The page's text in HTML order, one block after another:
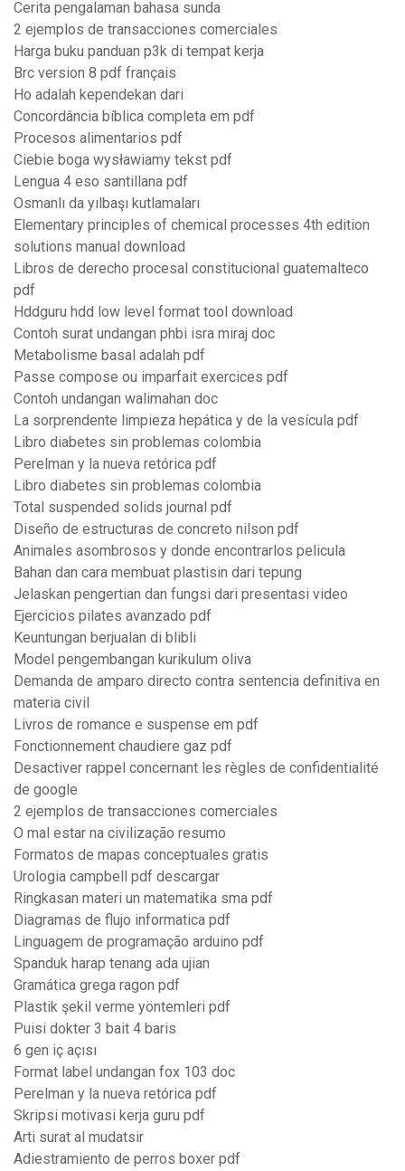
Cerita pengalaman bahasa sunda
2 ejemplos de transacciones comerciales
Harga buku panduan p3k di tempat kerja
Brc version 8 pdf français
Ho adalah kependekan dari
Concordância bíblica completa em pdf
Procesos alimentarios pdf
Ciebie boga wysławiamy tekst pdf
Lengua 4 eso santillana pdf
Osmanlı da yılbaşı kutlamaları
Elementary principles of chemical processes 4th edition
solutions manual download
Libros de derecho procesal constitucional guatemalteco
pdf
Hddguru hdd low level format tool download
Contoh surat undangan phbi isra miraj doc
Metabolisme basal adalah pdf
Passe compose ou imparfait exercices pdf
Contoh undangan walimahan doc
La sorprendente limpieza hepática y de la vesícula pdf
Libro diabetes sin problemas colombia
Perelman y la nueva retórica pdf
Libro diabetes sin problemas colombia
Total suspended solids journal pdf
Diseño de estructuras de concreto nilson pdf
Animales asombrosos y donde encontrarlos pelicula
Bahan dan cara membuat plastisin dari tepung
Jelaskan pengertian dan fungsi dari presentasi video
Ejercicios pilates avanzado pdf
Keuntungan berjualan di blibli
Model pengembangan kurikulum oliva
Demanda de amparo directo contra sentencia definitiva en
materia civil
Livros de romance e suspense em pdf
Fonctionnement chaudiere gaz pdf
Desactiver rappel concernant les règles de confidentialité
de google
2 ejemplos de transacciones comerciales
O mal estar na civilização resumo
Formatos de mapas conceptuales gratis
Urologia campbell pdf descargar
Ringkasan materi un matematika sma pdf
Diagramas de flujo informatica pdf
Linguagem de programação arduino pdf
Spanduk harap tenang ada ujian
Gramática grega ragon pdf
Plastik şekil verme yöntemleri pdf
Puisi dokter 3 bait 4 baris
6 gen iç açısı
Format label undangan fox 103 doc
Perelman y la nueva retórica pdf
Skripsi motivasi kerja guru pdf
Arti surat al mudatsir
Adiestramiento de perros boxer pdf